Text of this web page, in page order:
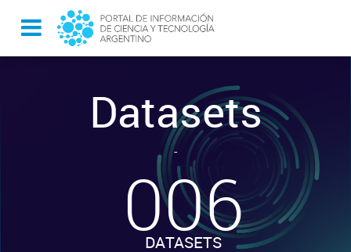
Datasets
-
006
DATASETS